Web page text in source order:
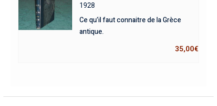
1928
Ce qu’il faut connaitre de la Grèce
antique.
35,00€